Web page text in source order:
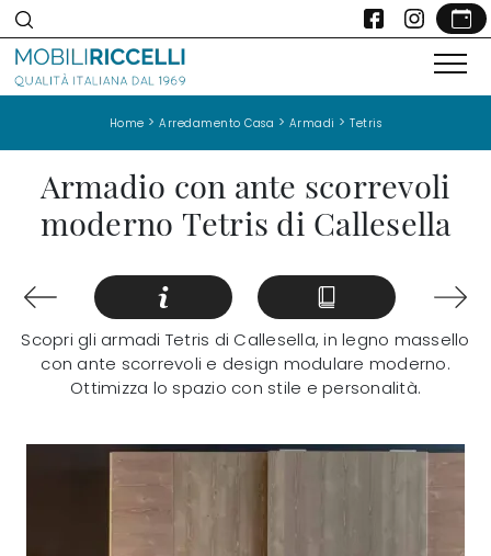
Home >Arredamento Casa > Armadi >Tetris
Armadio con ante scorrevoli
moderno Tetris di Callesella
Scopri gli armadi Tetris di Callesella, in legno massello
con ante scorrevoli e design modulare moderno.
Ottimizza lo spazio con stile e personalità.